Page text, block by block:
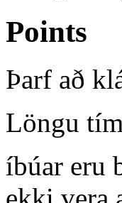
Points
Þarf að
Löngu
íbúar eru